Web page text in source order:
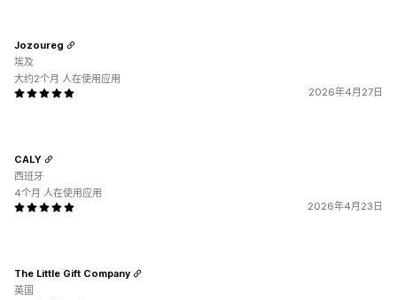
2026年4月27日
Jozoureg
埃及
大约2个月 人在使用应用
2026年4月23日
CALY
西班牙
4个月 人在使用应用
The Little Gift Company
英国